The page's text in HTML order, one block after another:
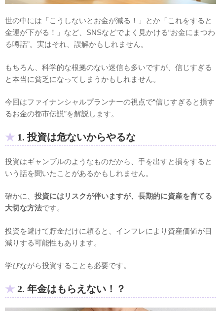
世の中には「こうしないとお金が減る！」とか「これをすると
金運が下がる！」など、SNSなどでよく見かける“お金にまつわ
る噂話”。実はそれ、誤解かもしれません。
もちろん、科学的な根拠のない迷信も多いですが、信じすぎる
と本当に貧乏になってしまうかもしれません。
今回はファイナンシャルプランナーの視点で“信じすぎると損す
るお金の都市伝説”を解説します。
1. 投資は危ないからやるな
投資はギャンブルのようなものだから、手を出すと損をすると
いう話を聞いたことがあるかもしれません。
確かに、 投資にはリスクが伴いますが、長期的に資産を育てる
大切な方法です。
投資を避けて貯金だけに頼ると、インフレにより資産価値が目
減りする可能性もあります。
学びながら投資することも必要です。
2. 年金はもらえない！？